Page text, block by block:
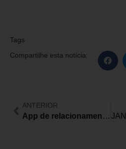
Tags
Compartilhe esta notícia:
ANTERIOR
App de relacionamento para pessoas com deficiência já reúne mais de 12 mil pessoas